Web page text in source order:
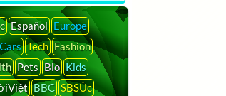
Español Europe
Cars Tech Fashion
Pets Bio Kids
BBC SBSÚc